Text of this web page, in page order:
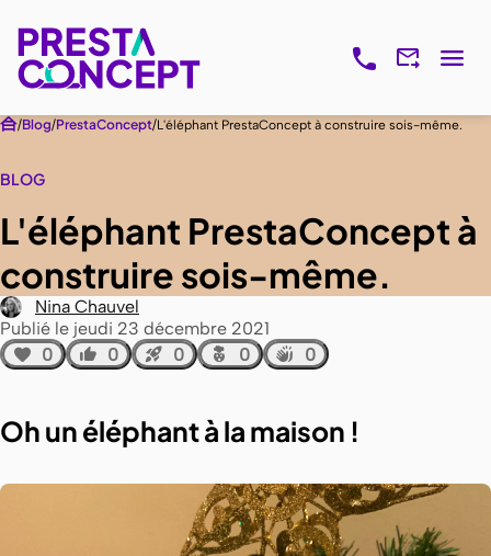
Blog PrestaConcept L'éléphant PrestaConcept à construire sois-même.
BLOG
L'éléphant PrestaConcept à
construire sois-même.
Nina Chauvel
Publié le jeudi 23 décembre 2021
0
0 0 0 0
Oh un éléphant à la maison !